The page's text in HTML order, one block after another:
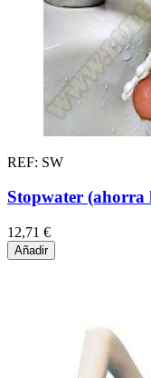
REF: SW
Stopwater (ahorra
12,71 €
Añadir